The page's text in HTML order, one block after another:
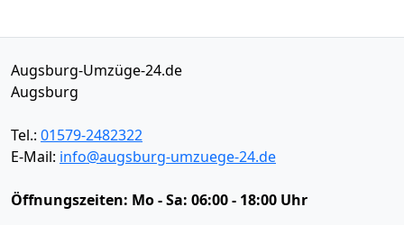
Augsburg-Umzüge-24.de
Augsburg
Tel.: 01579-2482322
E-Mail: info@augsburg-umzuege-24.de
Öffnungszeiten: Mo - Sa: 06:00 - 18:00 Uhr